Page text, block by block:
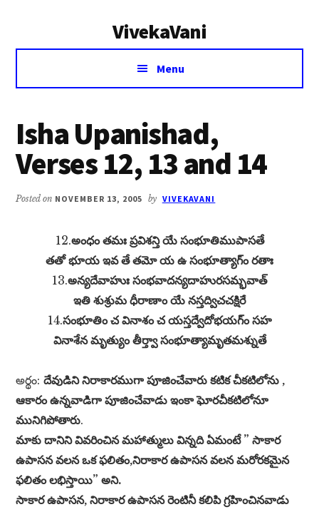
VivekaVani
Voice
Vivekananda
Menu
Isha Upanishad,
Verses 12, 13 and 14
Posted on NOVEMBER 13, 2005 by VIVEKAVANI
12.అంధం తమః ప్రవిశన్తి యే సంభూతిముపాసతే
తతో భూయ ఇవ తే తమో య ఉ సంభూత్యాగ్‌ం రతాః
13.అన్యదేవాహుః సంభవాదన్యదాహురసమ్భవాత్
ఇతి శుశ్రుమ ధీరాణాం యే నస్తద్విచచక్షిరే
14.సంభూతిం చ వినాశం చ యస్తద్వేదోభయగ్‌ం సహ
వినాశేన మృత్యుం తీర్త్వా సంభూత్యామృతమశ్నుతే
అర్థం:దేవుడిని నిరాకారముగా పూజించేవారు కటిక చీకటిలోను ,
ఆకారం ఉన్నవాడిగా పూజించేవాడు ఇంకా ఘోరచీకటిలోనూ
మునిగిపోతారు.
మాకు దానిని వివరించిన మహాత్ములు విన్నది ఏమంటే ” సాకార
ఉపాసన వలన ఒక ఫలితం,నిరాకార ఉపాసన వలన మరోరకమైన
ఫలితం లభిస్తాయి” అని.
సాకార ఉపాసన, నిరాకార ఉపాసన రెంటినీ కలిపి గ్రహించినవాడు